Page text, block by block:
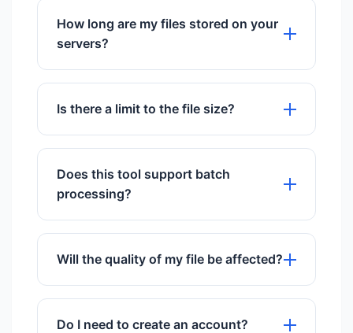
browsers including iOS and Android.
How long are my files stored on your
servers?
We store files for exactly 60 minutes to
give you time to download them, then
Is there a limit to the file size?
We support files up to 50MB for free
users.
Does this tool support batch
processing?
Yes, you can upload and process
multiple files simultaneously.
Will the quality of my file be affected?
We use advanced algorithms to ensure
maximum quality preservation.
Do I need to create an account?